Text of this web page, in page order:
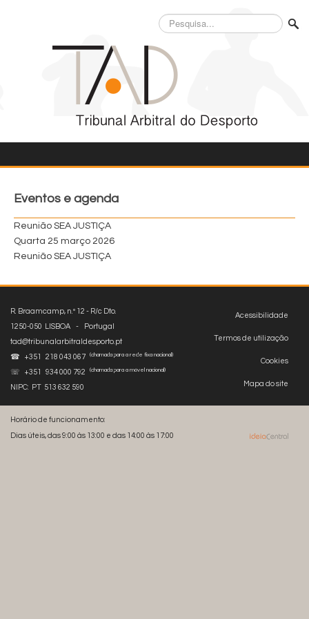
Pesquisa...
Eventos e agenda
Reunião SEA JUSTIÇA
Quarta 25 março 2026
Reunião SEA JUSTIÇA
Acessibilidade
Termos de utilização
Cookies
Mapa do site
R. Braamcamp, n.º 12 - R/c Dto.
1250-050 LISBOA - Portugal
tad@tribunalarbitraldesporto.pt
☎ +351 218 043 067
(chamada para a rede fixa nacional)
☏ +351 934 000 792 (chamada para a móvel nacional)
NIPC: PT 513 632 590
Horário de funcionamento:
Dias úteis, das 9:00 às 13:00 e das 14:00 às 17:00